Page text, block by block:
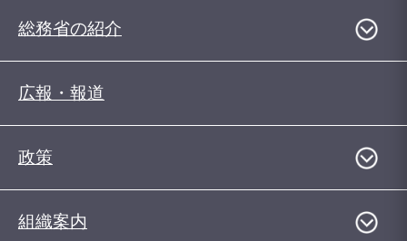
総務省の紹介
広報・報道
政策
組織案内